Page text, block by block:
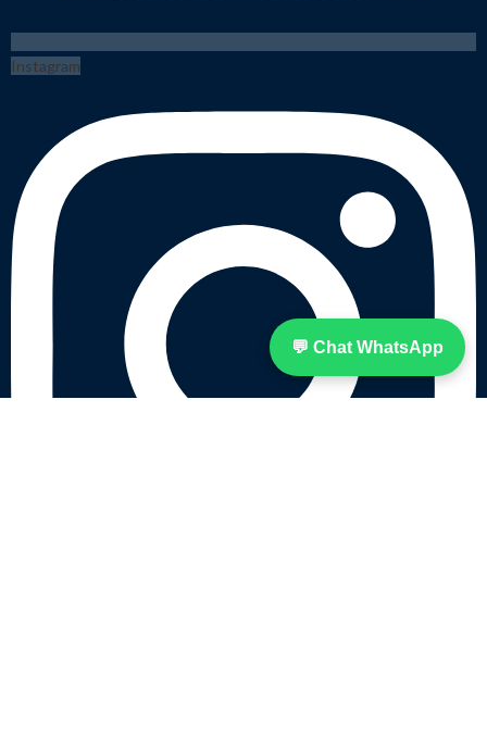
💬 Chat WhatsApp
Instagram